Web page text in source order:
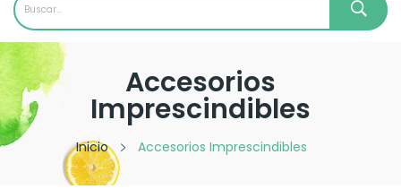
Accesorios
Imprescindibles
Inicio Accesorios Imprescindibles